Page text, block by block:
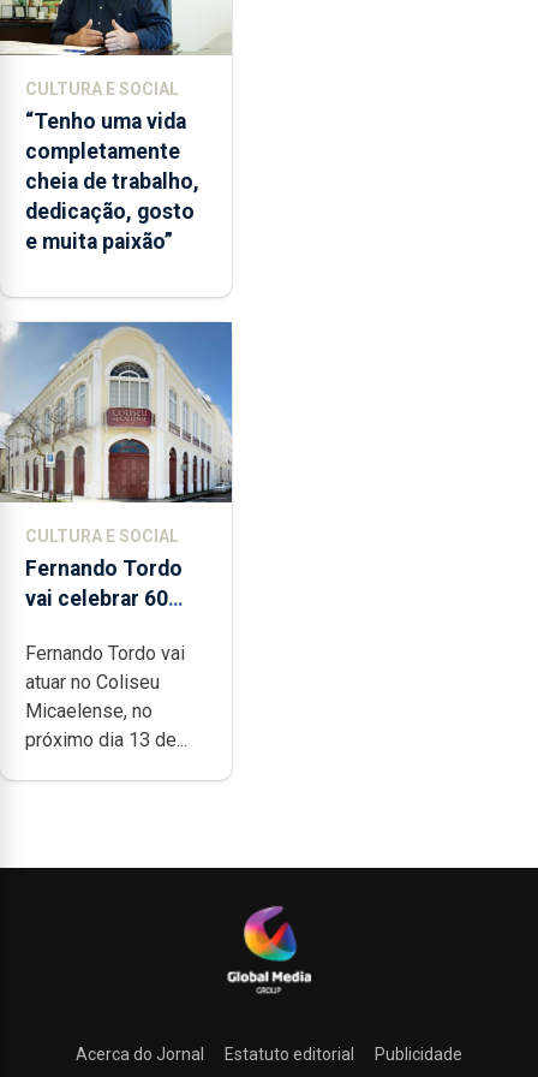
CULTURA E SOCIAL
“Tenho uma vida
completamente
cheia de trabalho,
dedicação, gosto
e muita paixão”
CULTURA E SOCIAL
Fernando Tordo
vai celebrar 60
no Coliseu
Micaelense
Fernando Tordo vai
atuar no Coliseu
Micaelense, no
próximo dia 13 de...
Acerca do Jornal Estatuto editorial Publicidade